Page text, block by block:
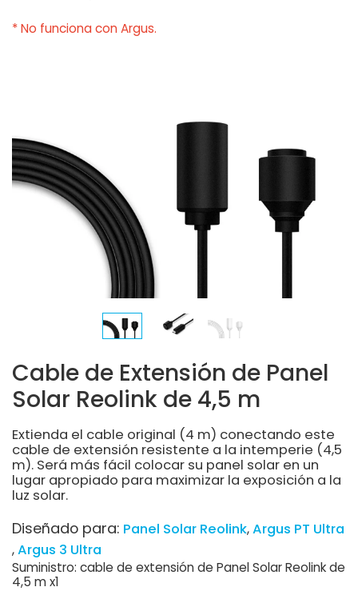
* No funciona con Argus.
Cable de Extensión de Panel
Solar Reolink de 4,5 m
Extienda el cable original (4 m) conectando este
cable de extensión resistente a la intemperie (4,5
m). Será más fácil colocar su panel solar en un
lugar apropiado para maximizar la exposición a la
luz solar.
Diseñado para: Panel Solar Reolink Argus PT Ultra
Argus 3 Ultra
Suministro: cable de extensión de Panel Solar Reolink de
4,5 m x1